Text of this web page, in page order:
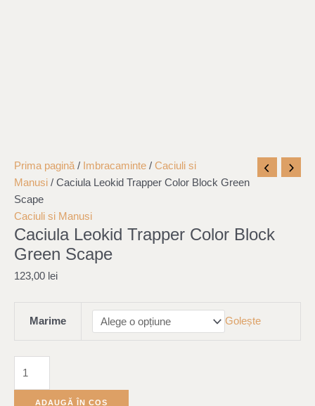
Prima pagină / Imbracaminte / Caciuli si
Manusi / Caciula Leokid Trapper Color Block Green
Scape
Caciuli si Manusi
Caciula Leokid Trapper Color Block
Green Scape
123,00 lei
Marime Golește
Cantitate
Caciula
Leokid
Trapper
Color
Block
Scape
ADAUGĂ ÎN COȘ